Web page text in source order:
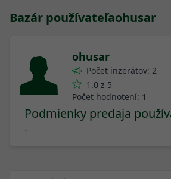
Bazár používateľaohusar
ohusar
Počet inzerátov: 2
1.0 z 5
Počet hodnotení: 1
Podmienky predaja
-